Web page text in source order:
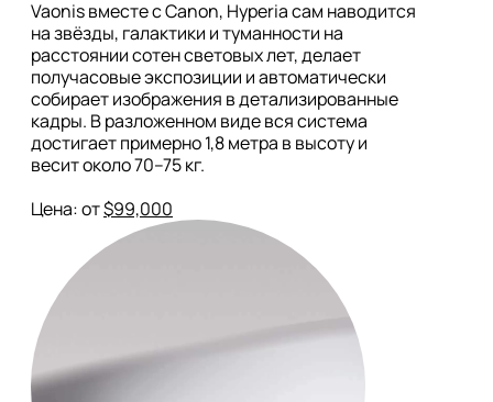
Vaonis вместе с Canon, Hyperia сам наводится
на звёзды, галактики и туманности на
расстоянии сотен световых лет, делает
получасовые экспозиции и автоматически
собирает изображения в детализированные
кадры. В разложенном виде вся система
достигает примерно 1,8 метра в высоту и
весит около 70–75 кг.
Цена: от $99,000